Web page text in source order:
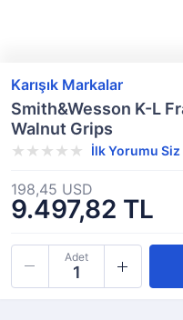
Karışık Markalar
Smith&Wesson K-L
Walnut Grips
İlk Yorumu Siz
9.497,82 TL
198,45 USD
Adet